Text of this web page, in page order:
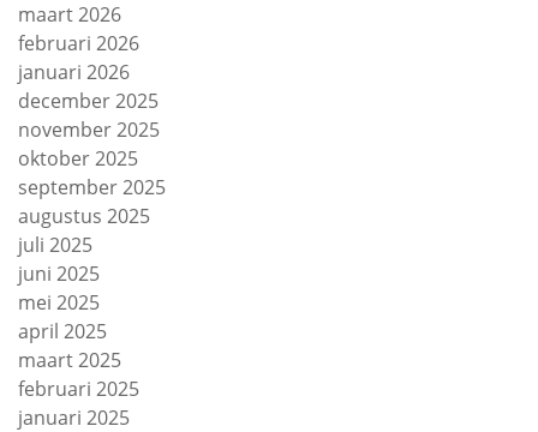
maart 2026
februari 2026
januari 2026
december 2025
november 2025
oktober 2025
september 2025
augustus 2025
juli 2025
juni 2025
mei 2025
april 2025
maart 2025
februari 2025
januari 2025